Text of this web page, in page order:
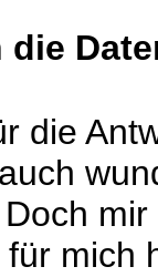
die
die
mich